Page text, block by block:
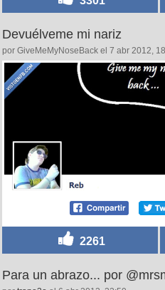
Devuélveme mi nariz
por GiveMeMyNoseBack el 7 abr 2012,
2261
Para un abrazo... por